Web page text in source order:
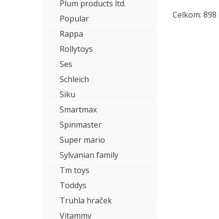
Plum products ltd.
Popular
Rappa
Rollytoys
Ses
Schleich
Siku
Smartmax
Spinmaster
Super mario
Sylvanian family
Tm toys
Toddys
Truhla hraček
Vitammy
Celkom: 898